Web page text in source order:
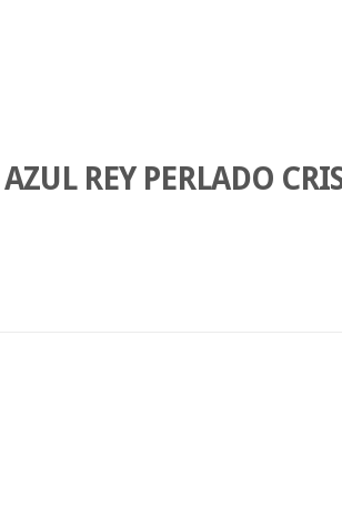
REY PERLADO